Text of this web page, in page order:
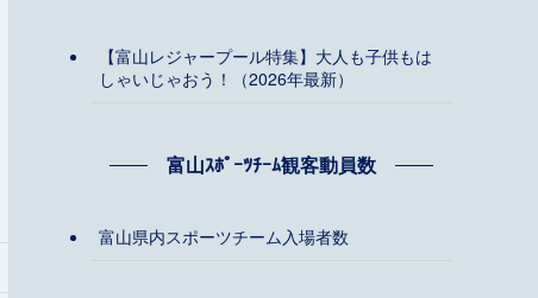
【富山レジャープール特集】大人も子供もは
しゃいじゃおう！（2026年最新）
富山ｽﾎﾟｰﾂﾁｰﾑ観客動員数
富山県内スポーツチーム入場者数